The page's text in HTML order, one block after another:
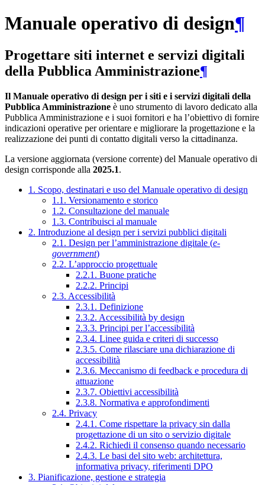
Manuale operativo di design¶
Progettare siti internet e servizi digitali
della Pubblica Amministrazione¶
Il Manuale operativo di design per i siti e i servizi digitali della
Pubblica Amministrazione è uno strumento di lavoro dedicato alla
Pubblica Amministrazione e i suoi fornitori e ha l’obiettivo di fornire
indicazioni operative per orientare e migliorare la progettazione e la
realizzazione dei punti di contatto digitali verso la cittadinanza.
La versione aggiornata (versione corrente) del Manuale operativo di
design corrisponde alla 2025.1.
1. Scopo, destinatari e uso del Manuale operativo di design
1.1. Versionamento e storico
1.2. Consultazione del manuale
1.3. Contribuisci al manuale
2. Introduzione al design per i servizi pubblici digitali
2.1. Design per l’amministrazione digitale (e-
government)
2.2. L’approccio progettuale
2.2.1. Buone pratiche
2.2.2. Principi
2.3. Accessibilità
2.3.1. Definizione
2.3.2. Accessibilità by design
2.3.3. Principi per l’accessibilità
2.3.4. Linee guida e criteri di successo
2.3.5. Come rilasciare una dichiarazione di
accessibilità
2.3.6. Meccanismo di feedback e procedura di
attuazione
2.3.7. Obiettivi accessibilità
2.3.8. Normativa e approfondimenti
2.4. Privacy
2.4.1. Come rispettare la privacy sin dalla
progettazione di un sito o servizio digitale
2.4.2. Richiedi il consenso quando necessario
2.4.3. Le basi del sito web: architettura,
informativa privacy, riferimenti DPO
3. Pianificazione, gestione e strategia